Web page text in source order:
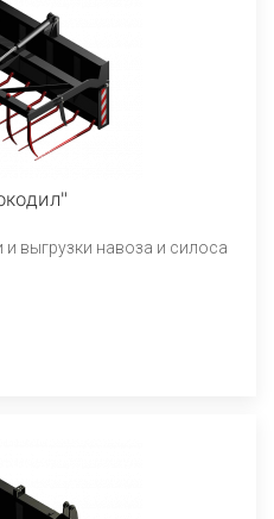
и выгрузки навоза и силоса